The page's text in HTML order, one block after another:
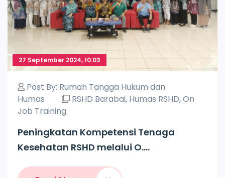
27 September 2024, 10:03
Post By: Rumah Tangga Hukum dan
Humas
RSHD Barabai, Humas RSHD,On
Job Training
Peningkatan Kompetensi Tenaga
Kesehatan RSHD melalui O....